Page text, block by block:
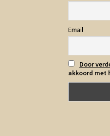
Email
Door
akkoord met